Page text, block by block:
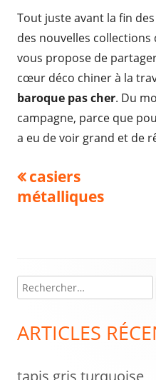
Tout juste avant la fin
des nouvelles
vous propose de
cœur déco chiner à la
baroque pas cher. Du
campagne, parce que
a eu de voir grand et de
Navigation
de
Previous
article:
casiers
métalliques
Colonne
latérale
e
h
r
ARTICLES
tapis gris turquoise